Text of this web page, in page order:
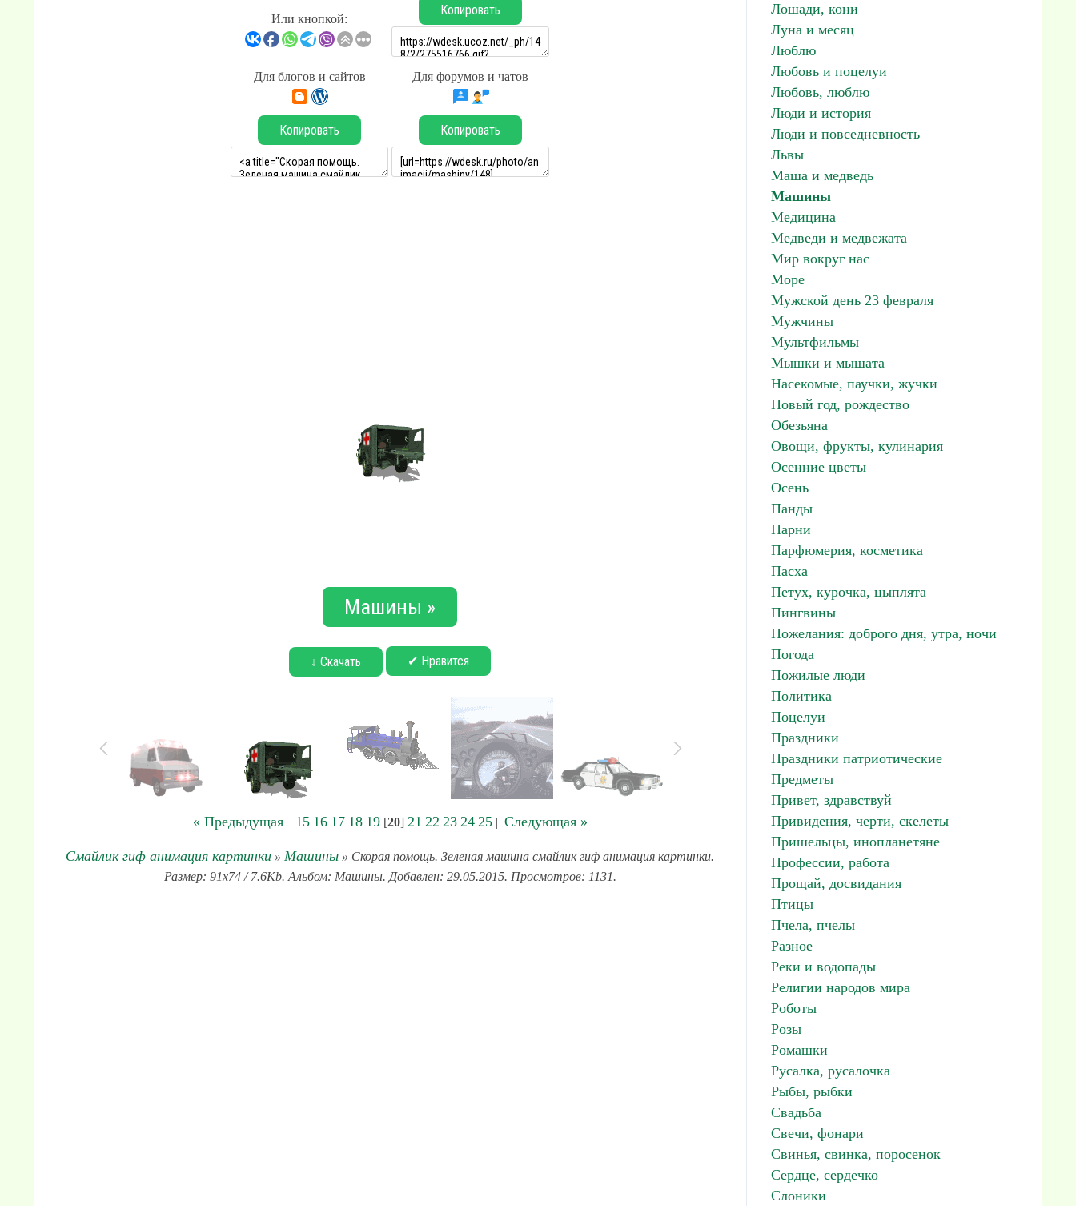
Или кнопкой:
Копировать
Для блогов и сайтов Для форумов и чатов
Копировать Копировать
Машины »
↓ Скачать ✔ Нравится
« Предыдущая| 15 16 17 18 19[20] 21 22 23 24 25| Следующая »
Смайлик гиф анимация картинки » Машины » Скорая помощь. Зеленая машина смайлик гиф анимация картинки.
Размер: 91x74 / 7.6Kb. Альбом: Машины. Добавлен: 29.05.2015. Просмотров: 1131.
Лошади, кони
Луна и месяц
Люблю
Любовь и поцелуи
Любовь, люблю
Люди и история
Люди и повседневность
Львы
Маша и медведь
Машины
Медицина
Медведи и медвежата
Мир вокруг нас
Море
Мужской день 23 февраля
Мужчины
Мультфильмы
Мышки и мышата
Насекомые, паучки, жучки
Новый год, рождество
Обезьяна
Овощи, фрукты, кулинария
Осенние цветы
Осень
Панды
Парни
Парфюмерия, косметика
Пасха
Петух, курочка, цыплята
Пингвины
Пожелания: доброго дня, утра, ночи
Погода
Пожилые люди
Политика
Поцелуи
Праздники
Праздники патриотические
Предметы
Привет, здравствуй
Привидения, черти, скелеты
Пришельцы, инопланетяне
Профессии, работа
Прощай, досвидания
Птицы
Пчела, пчелы
Разное
Реки и водопады
Религии народов мира
Роботы
Розы
Ромашки
Русалка, русалочка
Рыбы, рыбки
Свадьба
Свечи, фонари
Свинья, свинка, поросенок
Сердце, сердечко
Слоники